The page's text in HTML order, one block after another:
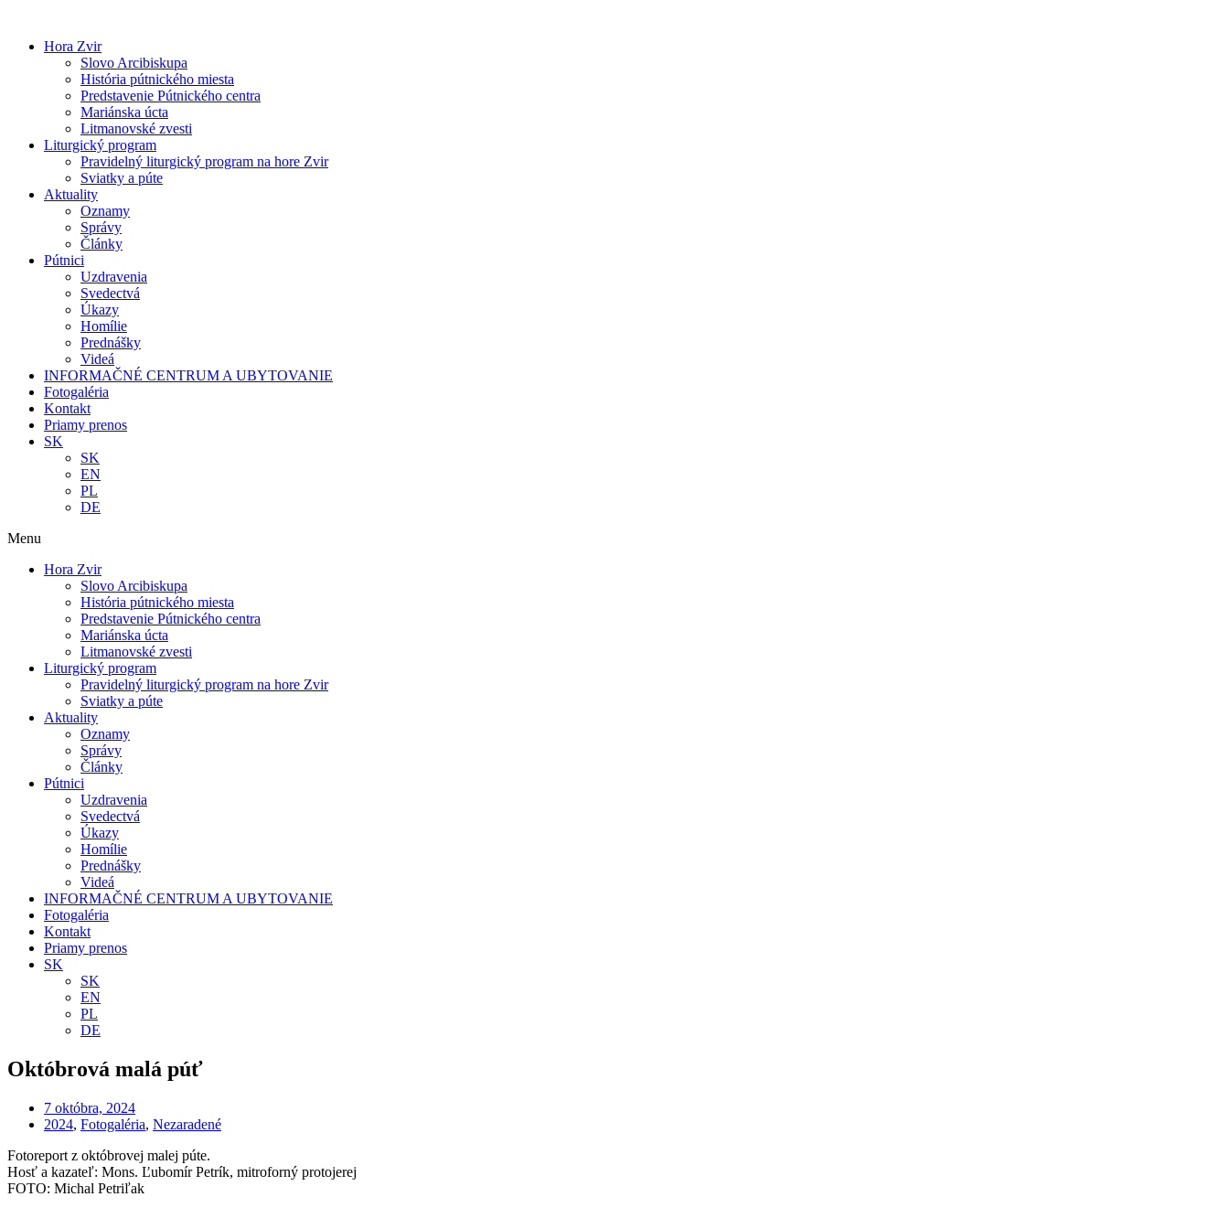
obsah
Hora Zvir
Slovo Arcibiskupa
História pútnického miesta
Predstavenie Pútnického centra
Mariánska úcta
Litmanovské zvesti
Liturgický program
Pravidelný liturgický program na hore Zvir
Sviatky a púte
Aktuality
Oznamy
Správy
Články
Pútnici
Uzdravenia
Svedectvá
Úkazy
Homílie
Prednášky
Videá
INFORMAČNÉ CENTRUM A UBYTOVANIE
Fotogaléria
Kontakt
Priamy prenos
SK
SK
EN
PL
DE
Menu
Hora Zvir
Slovo Arcibiskupa
História pútnického miesta
Predstavenie Pútnického centra
Mariánska úcta
Litmanovské zvesti
Liturgický program
Pravidelný liturgický program na hore Zvir
Sviatky a púte
Aktuality
Oznamy
Správy
Články
Pútnici
Uzdravenia
Svedectvá
Úkazy
Homílie
Prednášky
Videá
INFORMAČNÉ CENTRUM A UBYTOVANIE
Fotogaléria
Kontakt
Priamy prenos
SK
SK
EN
PL
DE
Októbrová malá púť
7 októbra, 2024
2024, Fotogaléria, Nezaradené
Fotoreport z októbrovej malej púte.
Hosť a kazateľ: Mons. Ľubomír Petrík, mitroforný protojerej
FOTO: Michal Petriľak